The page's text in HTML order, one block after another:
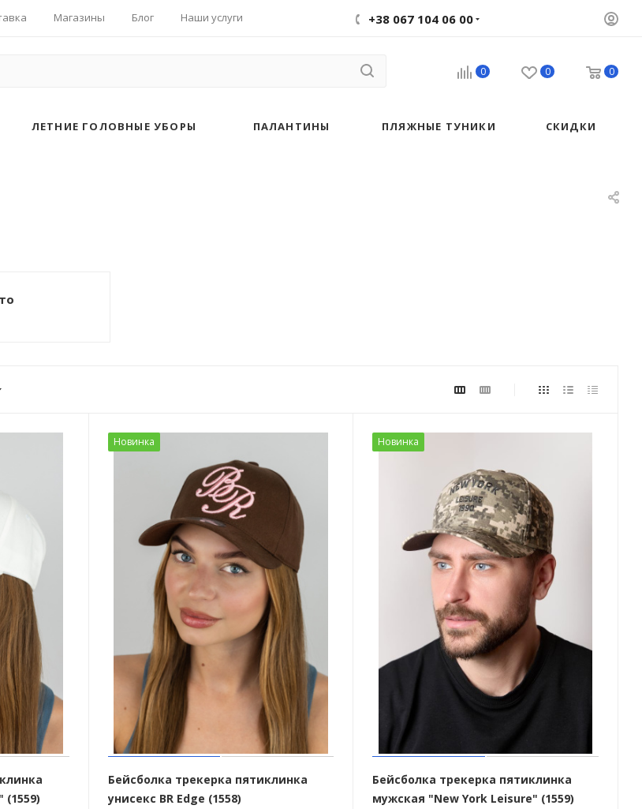
Магазины Блог Наши услуги +38 067 104 06 00
0 0 0
ЛЕТНИЕ ГОЛОВНЫЕ УБОРЫ ПАЛАНТИНЫ ПЛЯЖНЫЕ ТУНИКИ СКИДКИ
(1559)
Новинка
Бейсболка трекерка пятиклинка
унисекс BR Edge (1558)
Новинка
Бейсболка трекерка пятиклинка
мужская "New York Leisure" (1559)